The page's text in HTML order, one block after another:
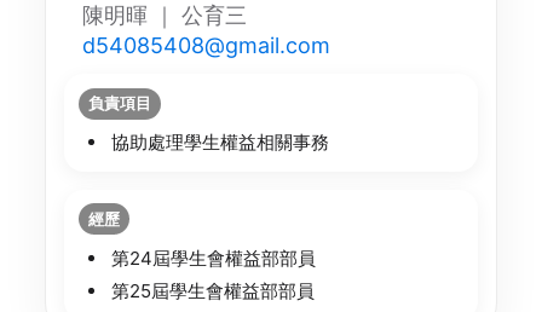
陳明暉 ｜ 公育三
d54085408@gmail.com
負責項目
協助處理學生權益相關事務
經歷
第24屆學生會權益部部員
第25屆學生會權益部部員